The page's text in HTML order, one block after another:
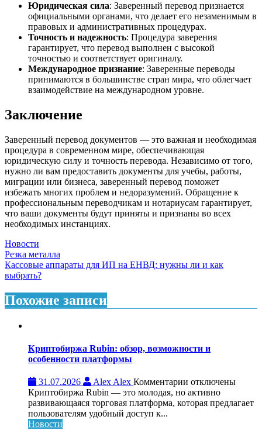
Юридическая сила: Заверенный перевод признается
официальными органами, что делает его незаменимым в
правовых и административных процедурах.
Точность и надежность: Процедура заверения
гарантирует, что перевод выполнен с высокой
точностью и соответствует оригиналу.
Международное признание: Заверенные переводы
принимаются в большинстве стран мира, что облегчает
взаимодействие на международном уровне.
Заключение
Заверенный перевод документов — это важная и необходимая
процедура в современном мире, обеспечивающая
юридическую силу и точность перевода. Независимо от того,
нужно ли вам предоставить документы для учебы, работы,
миграции или бизнеса, заверенный перевод поможет
избежать многих проблем и недоразумений. Обращение к
профессиональным переводчикам и нотариусам гарантирует,
что ваши документы будут приняты и признаны во всех
необходимых инстанциях.
Новости
Навигация
по
Резка металла
Кассовые аппараты для ИП на ЕНВД: нужны ли и как
выбрать?
Похожие записи
Криптобиржа Rubin: обзор, возможности и
особенности платформы
31.07.2026 Alex Alex Комментарии к
записи
Криптобиржа
отключены
Криптобиржа Rubin — это молодая, но активно
развивающаяся торговая платформа, которая предлагает
пользователям удобный доступ к...
Новости